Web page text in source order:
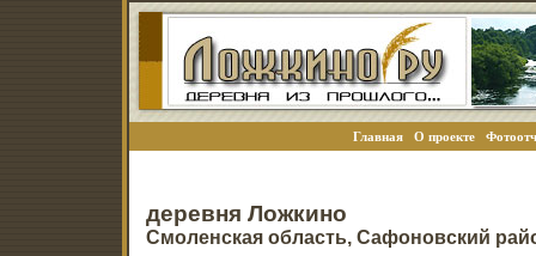
Главная О проекте
деревня Ложкино
Смоленская область, Сафоновский